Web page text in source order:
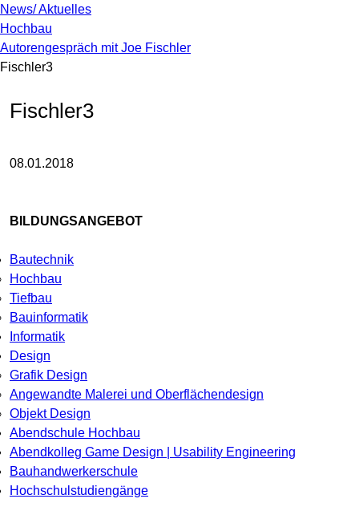
News/ Aktuelles
Hochbau
Autorengespräch mit Joe Fischler
Fischler3
Fischler3
08.01.2018
BILDUNGSANGEBOT
Bautechnik
Hochbau
Tiefbau
Bauinformatik
Informatik
Design
Grafik Design
Angewandte Malerei und Oberflächendesign
Objekt Design
Abendschule Hochbau
Abendkolleg Game Design | Usability Engineering
Bauhandwerkerschule
Hochschulstudiengänge